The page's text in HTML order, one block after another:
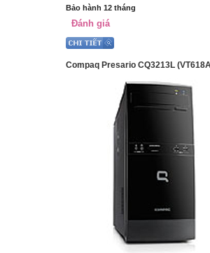
Bảo hành 12 tháng
Đánh giá
Compaq Presario CQ3213L